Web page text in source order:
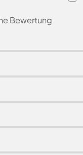
Bewertung